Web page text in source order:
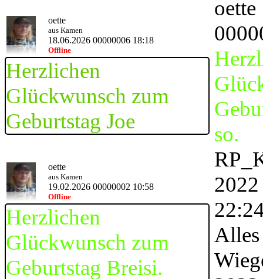
oette
aus Kamen
18.06.2026 00000006 18:18
Offline
Herzlichen
Glückwunsch zum
Geburtstag Joe
oette
aus Kamen
19.02.2026 00000002 10:58
Offline
Herzlichen
Glückwunsch zum
Geburtstag Breisi.
oette
so.